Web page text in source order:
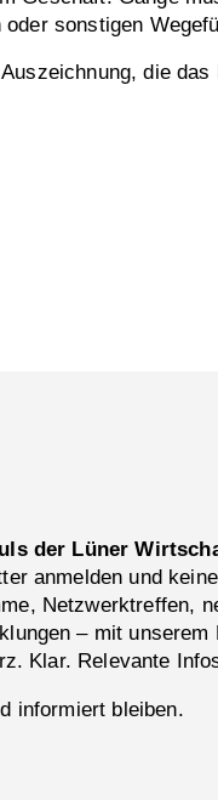
sonstigen
die
der Lüner
anmelden und
Netzwerktreffen,
– mit
Klar. Relevante
informiert bleiben.